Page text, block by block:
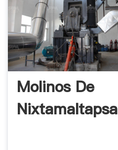
Molinos De
Nixtamaltapsa